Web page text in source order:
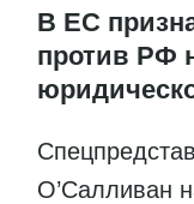
В ЕС
против РФ
О’Салливан